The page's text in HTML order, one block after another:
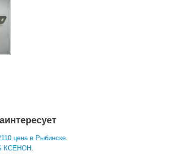
цена в Рыбинске.
КСЕНОН.